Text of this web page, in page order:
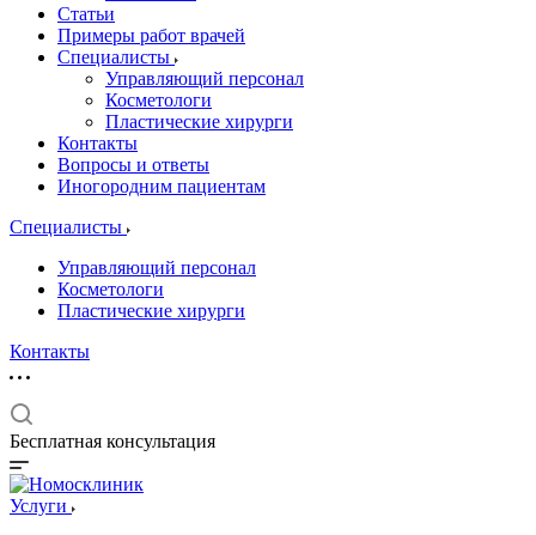
Статьи
Примеры работ врачей
Специалисты
Управляющий персонал
Косметологи
Пластические хирурги
Контакты
Вопросы и ответы
Иногородним пациентам
Специалисты
Управляющий персонал
Косметологи
Пластические хирурги
Контакты
Бесплатная консультация
Услуги